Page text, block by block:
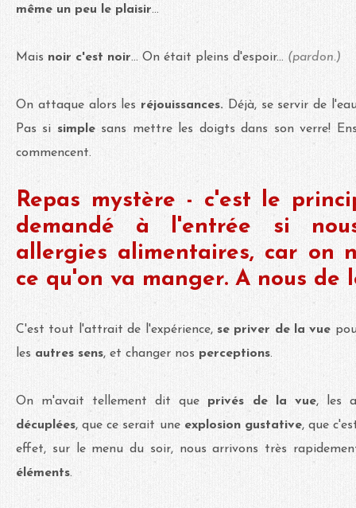
même un peu le plaisir...
Mais noir c'est noir... On était pleins d'espoir... (pardon.)
On attaque alors les réjouissances.
Déjà, se servir de
Pas si simple sans mettre les doigts dans son verre!
commencent.
Repas mystère - c'est le
demandé à l'entrée si
allergies alimentaires, car on
ce qu'on va manger. A nous de
C'est tout l'attrait de l'expérience, se priver de la vue
les autres sens, et changer nos perceptions.
On m'avait tellement dit que privés de la vue, les
décuplées, que ce serait une explosion gustative, que
effet, sur le menu du soir, nous arrivons très
éléments.